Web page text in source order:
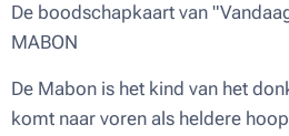
De boodschapkaart van
MABON
De Mabon is het kind van het
komt naar voren als heldere